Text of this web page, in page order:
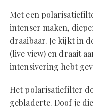
Met een
intenser maken,
draaibaar. Je kijkt in
(live view) en draait
intensivering hebt
Het polarisatiefilter
gebladerte. Doof je